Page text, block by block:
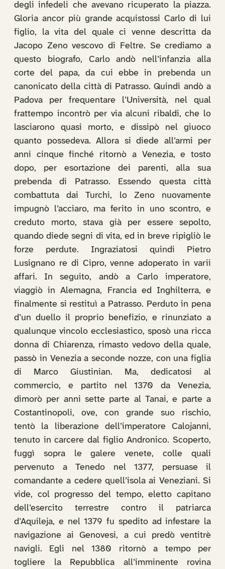
degli infedeli che avevano ricuperato la piazza.
Gloria ancor più grande acquistossi Carlo di lui
figlio, la vita del quale ci venne descritta da
Jacopo Zeno vescovo di Feltre. Se crediamo a
questo biografo, Carlo andò nell’infanzia alla
corte del papa, da cui ebbe in prebenda un
canonicato della città di Patrasso. Quindi andò a
Padova per frequentare l’Università, nel qual
frattempo incontrò per via alcuni ribaldi, che lo
lasciarono quasi morto, e dissipò nel giuoco
quanto possedeva. Allora si diede all’armi per
anni cinque finché ritornò a Venezia, e tosto
dopo, per esortazione dei parenti, alla sua
prebenda di Patrasso. Essendo questa città
combattuta dai Turchi, lo Zeno nuovamente
impugnò l’acciaro, ma ferito in uno scontro, e
creduto morto, stava già per essere sepolto,
quando diede segni di vita, ed in breve ripigliò le
forze perdute. Ingraziatosi quindi Pietro
Lusignano re di Cipro, venne adoperato in varii
affari. In seguito, andò a Carlo imperatore,
viaggiò in Alemagna, Francia ed Inghilterra, e
finalmente si restituì a Patrasso. Perduto in pena
d’un duello il proprio benefizio, e rinunziato a
qualunque vincolo ecclesiastico, sposò una ricca
donna di Chiarenza, rimasto vedovo della quale,
passò in Venezia a seconde nozze, con una figlia
di Marco Giustinian. Ma, dedicatosi al
commercio, e partito nel 1370 da Venezia,
dimorò per anni sette parte al Tanai, e parte a
Costantinopoli, ove, con grande suo rischio,
tentò la liberazione dell’imperatore Calojanni,
tenuto in carcere dal figlio Andronico. Scoperto,
fuggì sopra le galere venete, colle quali
pervenuto a Tenedo nel 1377, persuase il
comandante a cedere quell’isola ai Veneziani. Si
vide, col progresso del tempo, eletto capitano
dell’esercito terrestre contro il patriarca
d’Aquileja, e nel 1379 fu spedito ad infestare la
navigazione ai Genovesi, a cui predò ventitrè
navigli. Egli nel 1380 ritornò a tempo per
togliere la Repubblica all’imminente rovina